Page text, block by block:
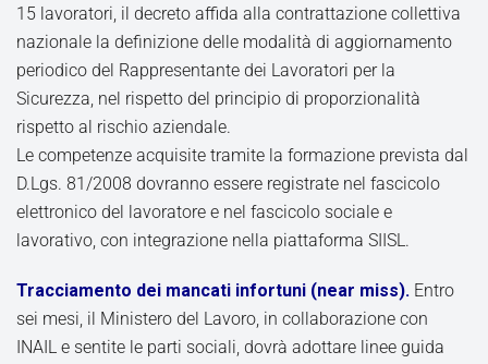
15 lavoratori, il decreto affida alla contrattazione collettiva
nazionale la definizione delle modalità di aggiornamento
periodico del Rappresentante dei Lavoratori per la
Sicurezza, nel rispetto del principio di proporzionalità
rispetto al rischio aziendale.
Le competenze acquisite tramite la formazione prevista dal
D.Lgs. 81/2008 dovranno essere registrate nel fascicolo
elettronico del lavoratore e nel fascicolo sociale e
lavorativo, con integrazione nella piattaforma SIISL.
Tracciamento dei mancati infortuni (near miss). Entro
sei mesi, il Ministero del Lavoro, in collaborazione con
INAIL e sentite le parti sociali, dovrà adottare linee guida